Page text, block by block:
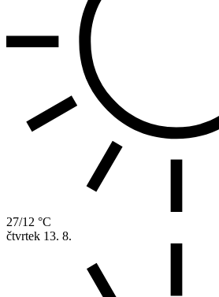
27/12 °C
čtvrtek 13. 8.